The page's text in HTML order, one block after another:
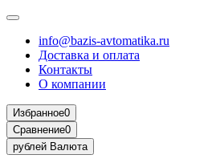
info@bazis-avtomatika.ru
Доставка и оплата
Контакты
О компании
Избранное0
Сравнение0
рублей Валюта